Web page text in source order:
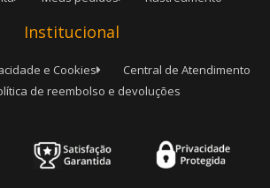
Institucional
e Cookies
Central de Atendimento
de reembolso e devoluções